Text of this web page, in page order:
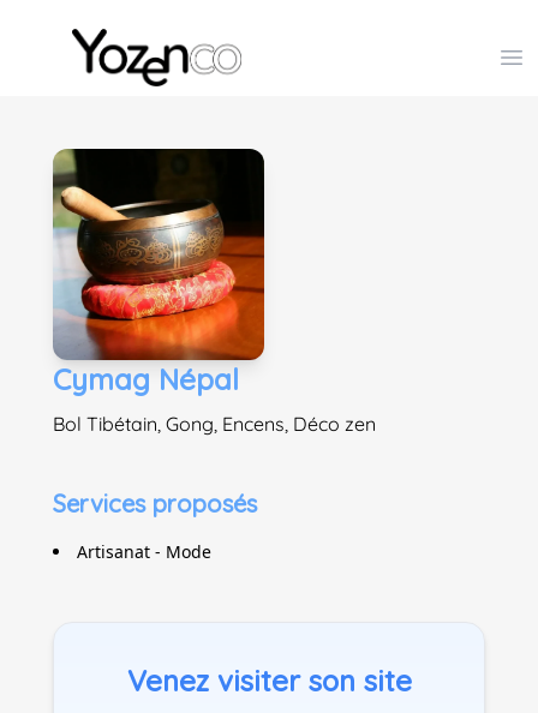
Yozenco - Organisateur de Salons, Evénements et
Cymag Népal
Bol Tibétain, Gong, Encens, Déco zen
Services proposés
Artisanat - Mode
Venez visiter son site